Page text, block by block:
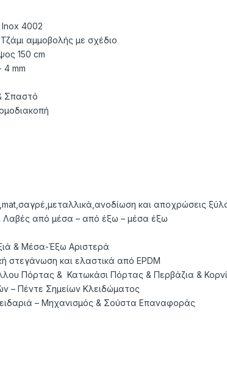
Inox 4002
αμμοβολής με σχέδιο
150 cm
4 mm
Σπαστό
και αποχρώσεις
Λαβές από μέσα – από έξω – μέσα έξω
& Μέσα-Έξω Αριστερά
στεγάνωση και ελαστικά από EPDM
Πόρτας & Κατωκάσι Πόρτας & Περβάζια &
– Πέντε Σημείων Κλειδώματος
– Μηχανισμός & Σούστα Επαναφοράς